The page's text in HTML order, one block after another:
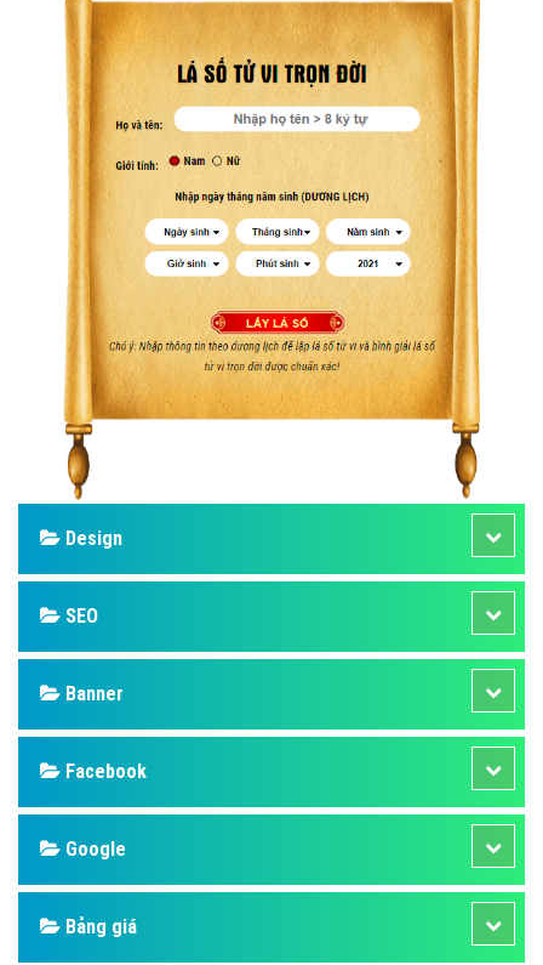
Design
SEO
Banner
Facebook
Google
Bảng giá